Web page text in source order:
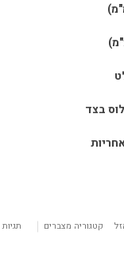
בצד
קטגוריה מצברים תגיות